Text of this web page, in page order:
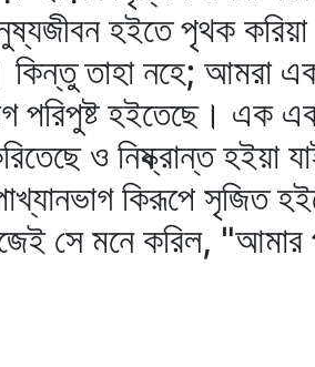
হইতে পৃথক করিয়া
কিন্তু তাহা নহে; আমরা
পরিপুষ্ট হইতেছে। এক
ও নিষ্ক্রান্ত হইয়া
কিরূপে সৃজিত
সে মনে করিল, "আমার